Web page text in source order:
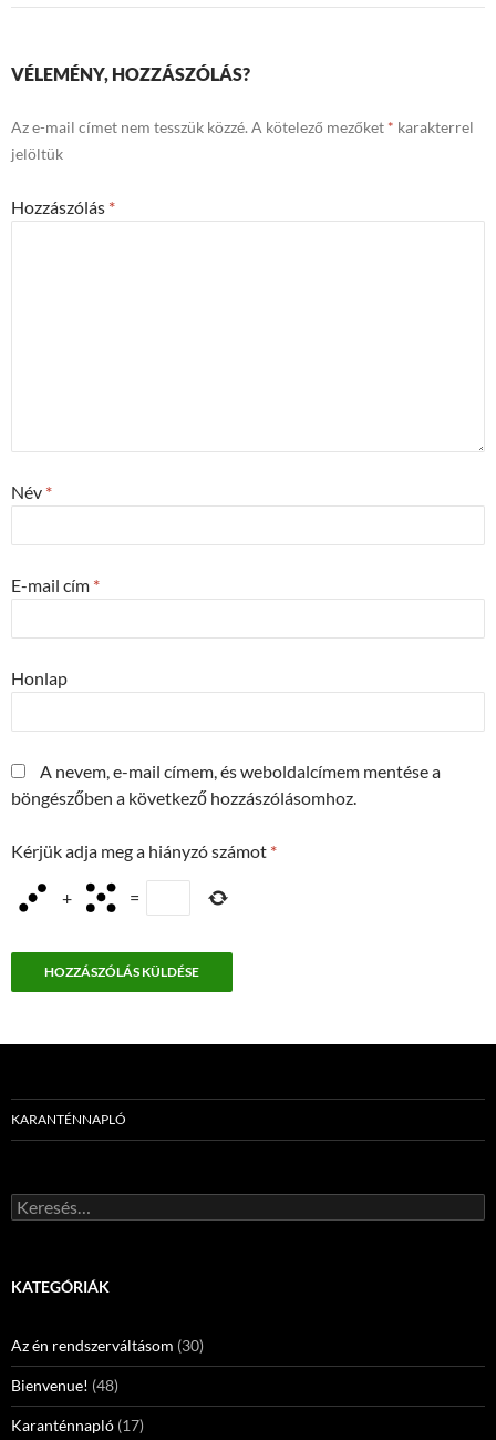
VÉLEMÉNY, HOZZÁSZÓLÁS?
Az e-mail címet nem tesszük közzé. A kötelező mezőket * karakterrel
jelöltük
Hozzászólás *
Név *
E-mail cím *
Honlap
A nevem, e-mail címem, és weboldalcímem mentése a
böngészőben a következő hozzászólásomhoz.
Kérjük adja meg a hiányzó számot *
+ =
KARANTÉNNAPLÓ
Keresés:
KATEGÓRIÁK
Az én rendszerváltásom (30)
Bienvenue! (48)
Karanténnapló (17)